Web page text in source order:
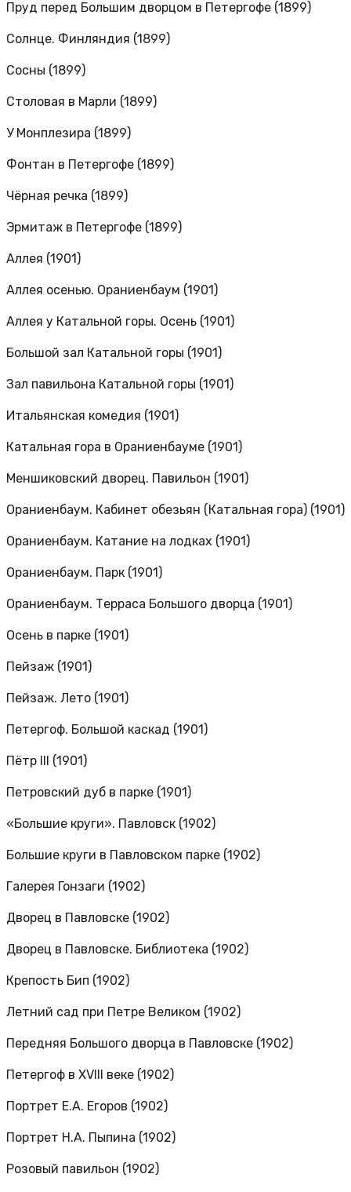
Пруд перед Большим дворцом в Петергофе (1899)
Солнце. Финляндия (1899)
Сосны (1899)
Столовая в Марли (1899)
У Монплезира (1899)
Фонтан в Петергофе (1899)
Чёрная речка (1899)
Эрмитаж в Петергофе (1899)
Аллея (1901)
Аллея осенью. Ораниенбаум (1901)
Аллея у Катальной горы. Осень (1901)
Большой зал Катальной горы (1901)
Зал павильона Катальной горы (1901)
Итальянская комедия (1901)
Катальная гора в Ораниенбауме (1901)
Меншиковский дворец. Павильон (1901)
Ораниенбаум. Кабинет обезьян (Катальная гора) (1901)
Ораниенбаум. Катание на лодках (1901)
Ораниенбаум. Парк (1901)
Ораниенбаум. Терраса Большого дворца (1901)
Осень в парке (1901)
Пейзаж (1901)
Пейзаж. Лето (1901)
Петергоф. Большой каскад (1901)
Пётр III (1901)
Петровский дуб в парке (1901)
«Большие круги». Павловск (1902)
Большие круги в Павловском парке (1902)
Галерея Гонзаги (1902)
Дворец в Павловске (1902)
Дворец в Павловске. Библиотека (1902)
Крепость Бип (1902)
Летний сад при Петре Великом (1902)
Передняя Большого дворца в Павловске (1902)
Петергоф в XVIII веке (1902)
Портрет Е.А. Егоров (1902)
Портрет Н.А. Пыпина (1902)
Розовый павильон (1902)